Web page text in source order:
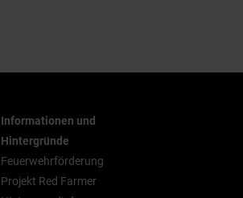
Informationen und
Hintergründe
Feuerwehrförderung
Projekt Red Farmer